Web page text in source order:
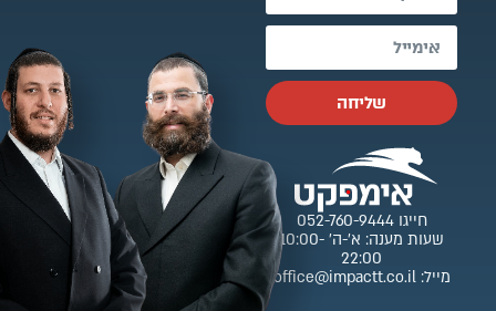
שליחה
חייגו 052-760-9444
שעות מענה: א’-ה’ 10:00-
22:00
מייל: office@impactt.co.il